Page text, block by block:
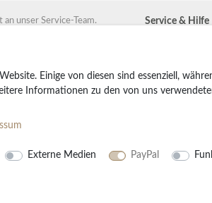
an unser Service-Team.
95
boss.de
Teppich Boss GmbH
Service & Hilfe
Teppich
Pflegetipps
Einige von diesen sind essenziell,
Informationen zu den von uns
Externe Medien PayPal